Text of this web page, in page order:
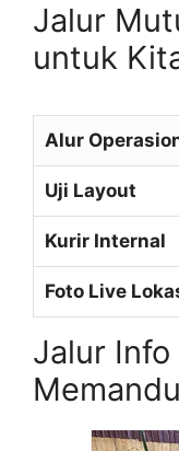
Jalur
untuk
Alur
Uji Layout
Kurir Internal
Foto Live
Jalur Info